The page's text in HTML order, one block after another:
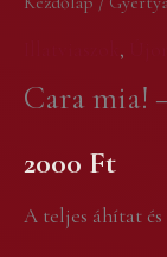
,
Cara mia!
2000 Ft
A teljes áhítat és